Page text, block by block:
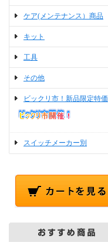
ケア(メンテナンス）商品
キット
工具
その他
ビックリ市！新品限定特価
スイッチメーカー別